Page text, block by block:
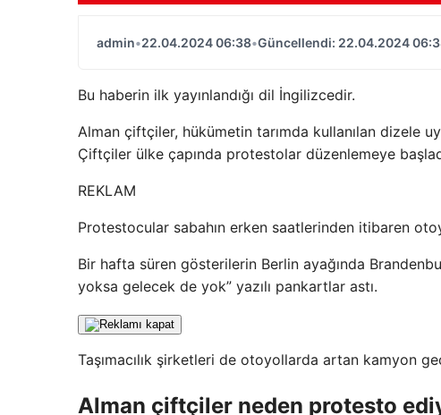
admin•22.04.2024 06:38•Güncellendi: 22.04.2024
Bu haberin ilk yayınlandığı dil İngilizcedir.
Alman çiftçiler, hükümetin tarımda kullanılan dizele
Çiftçiler ülke çapında protestolar düzenlemeye
REKLAM
Protestocular sabahın erken saatlerinden itibaren
Bir hafta süren gösterilerin Berlin ayağında
yoksa gelecek de yok” yazılı pankartlar astı.
Taşımacılık şirketleri de otoyollarda artan kamyon
Alman çiftçiler neden protesto